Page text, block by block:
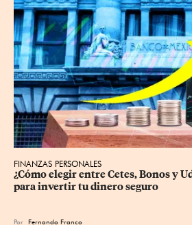
FINANZAS PERSONALES
¿Cómo elegir entre Cetes, Bonos y
para invertir tu dinero seguro
Por Fernando Franco